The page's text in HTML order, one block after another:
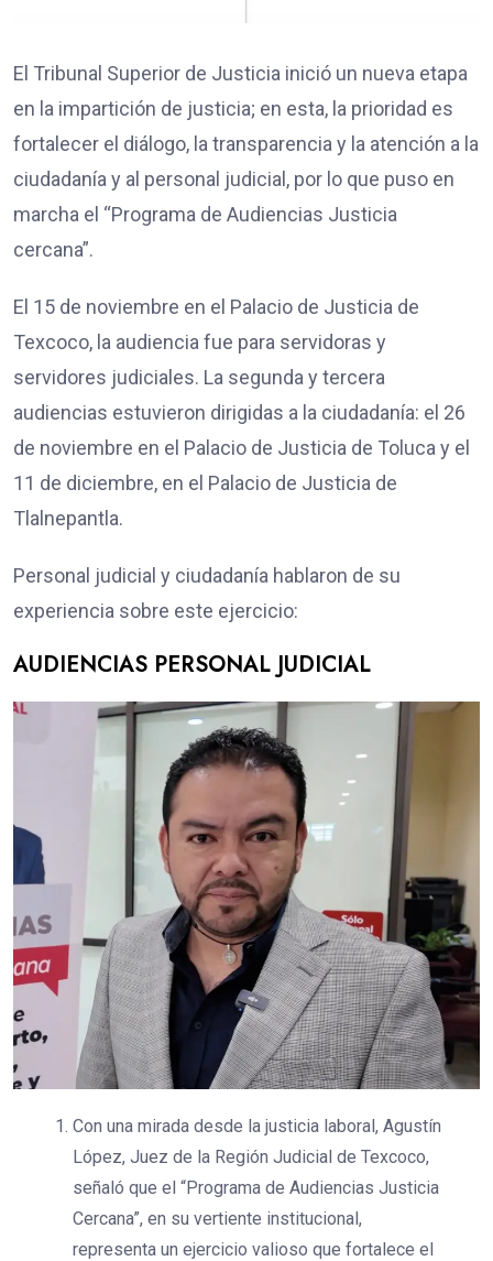
El Tribunal Superior de Justicia inició un nueva etapa
en la impartición de justicia; en esta, la prioridad es
fortalecer el diálogo, la transparencia y la atención a la
ciudadanía y al personal judicial, por lo que puso en
marcha el “Programa de Audiencias Justicia
cercana”.
El 15 de noviembre en el Palacio de Justicia de
Texcoco, la audiencia fue para servidoras y
servidores judiciales. La segunda y tercera
audiencias estuvieron dirigidas a la ciudadanía: el 26
de noviembre en el Palacio de Justicia de Toluca y el
11 de diciembre, en el Palacio de Justicia de
Tlalnepantla.
Personal judicial y ciudadanía hablaron de su
experiencia sobre este ejercicio:
AUDIENCIAS PERSONAL JUDICIAL
Con una mirada desde la justicia laboral, Agustín
López, Juez de la Región Judicial de Texcoco,
señaló que el “Programa de Audiencias Justicia
Cercana”, en su vertiente institucional,
representa un ejercicio valioso que fortalece el